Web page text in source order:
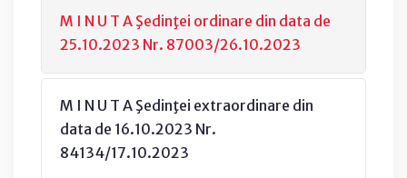
M I N U T A Şedinţei ordinare din data de
25.10.2023 Nr. 87003/26.10.2023
M I N U T A Şedinţei extraordinare din
data de 16.10.2023 Nr.
84134/17.10.2023